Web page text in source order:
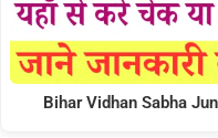
Bihar Vidhan Sabha